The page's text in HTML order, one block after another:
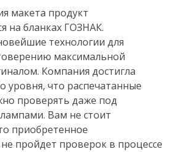
макета продукт
на бланках ГОЗНАК.
технологии для
максимальной
Компания достигла
уровня, что распечатанные
проверять даже под
Вам не стоит
приобретенное
пройдет проверок в процессе